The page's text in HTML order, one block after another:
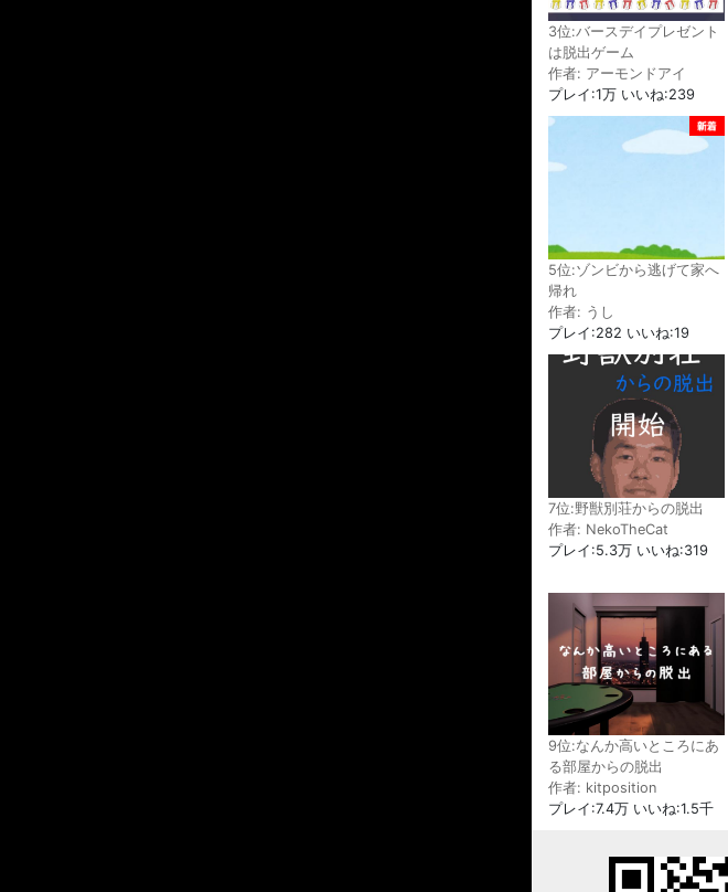
3位:バースデイプレゼント
は脱出ゲーム
作者: アーモンドアイ
プレイ:1万 いいね:239
5位:ゾンビから逃げて家へ
帰れ
作者: うし
プレイ:282 いいね:19
7位:野獣別荘からの脱出
作者: NekoTheCat
プレイ:5.3万 いいね:319
9位:なんか高いところにあ
る部屋からの脱出
作者: kitposition
プレイ:7.4万 いいね:1.5千